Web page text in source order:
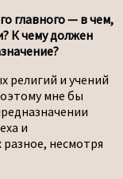
главного — в чем,
К чему должен
религий и учений
мне бы
и
разное, несмотря